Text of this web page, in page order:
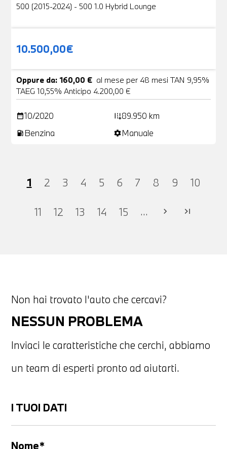
500 (2015-2024) - 500 1.0 Hybrid Lounge
10.500,00€
Oppure da: 160,00 € al mese per 48 mesi TAN 9,95%
TAEG 10,55% Anticipo 4.200,00 €
date_range10/2020 add_road89.950 km
local_gas_station Benzina settingsManuale
1 2 3 4 5 6 7 8 9 10
11 12 13 14 15 ... chevron_right last_page
Non hai trovato l'auto che cercavi?
NESSUN PROBLEMA
Inviaci le caratteristiche che cerchi, abbiamo
un team di esperti pronto ad aiutarti.
I TUOI DATI
Nome*